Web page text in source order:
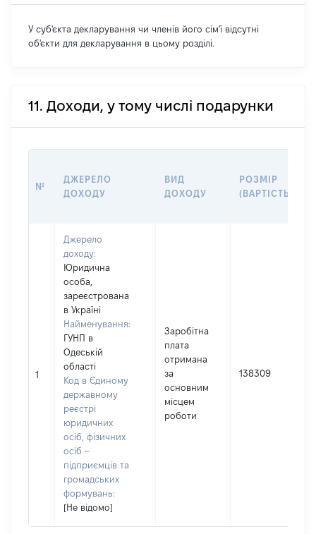
У суб'єкта декларування чи членів його сім'ї відсутні
об'єкти для декларування в цьому розділі.
11. Доходи, у тому числі подарунки
№
ДЖЕРЕЛО
ДОХОДУ
ВИД
ДОХОДУ
РОЗМІР
(ВАРТІСТЬ)
1
Джерело
доходу:
Юридична
особа,
зареєстрована
в Україні
Найменування:
ГУНП в
Одеській
області
Код в Єдиному
державному
реєстрі
юридичних
осіб, фізичних
осіб –
підприємців та
громадських
формувань:
[Не відомо]
Заробітна
плата
отримана
за
основним
місцем
роботи
138309